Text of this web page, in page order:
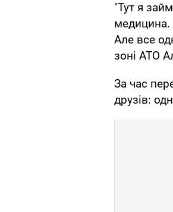
"Тут я
медицина.
Але все
зоні АТО
За час
друзів: